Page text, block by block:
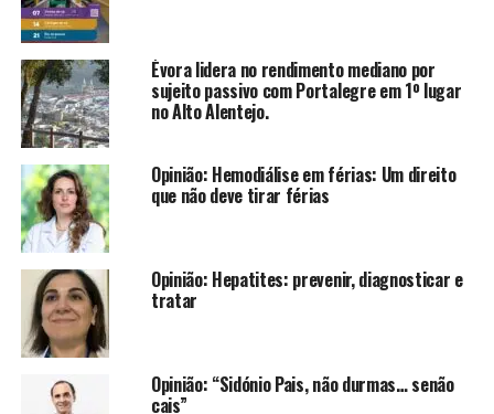
Évora lidera no rendimento mediano por
sujeito passivo com Portalegre em 1º lugar
no Alto Alentejo.
Opinião: Hemodiálise em férias: Um direito
que não deve tirar férias
Opinião: Hepatites: prevenir, diagnosticar e
tratar
Opinião: “Sidónio Pais, não durmas… senão
cais”